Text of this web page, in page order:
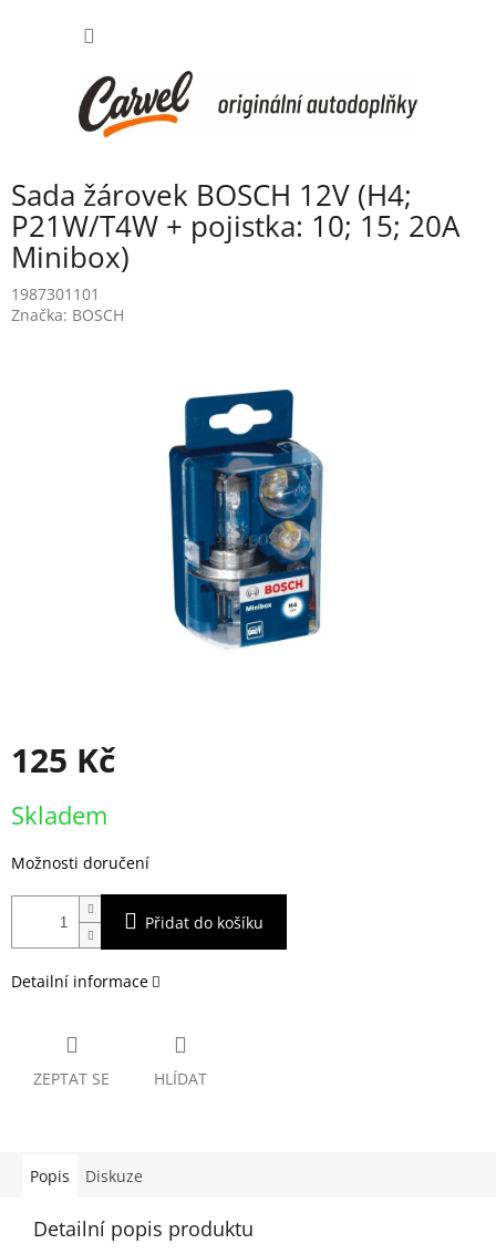
Sada žárovek BOSCH 12V (H4;
P21W/T4W + pojistka: 10; 15; 20A
Minibox)
1987301101
Značka: BOSCH
125 Kč
cena:
Skladem
Možnosti doručení
Přidat do košíku
Detailní informace
ZEPTAT SE HLÍDAT
Popis Diskuze
Detailní popis produktu